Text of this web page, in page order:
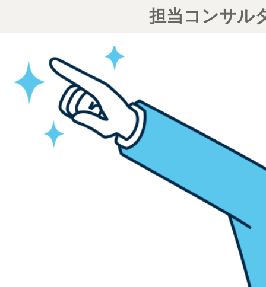
担当コンサル